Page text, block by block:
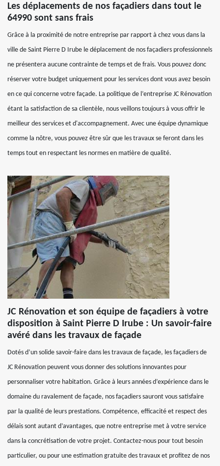
Les déplacements de nos façadiers dans tout le
64990 sont sans frais
Grâce à la proximité de notre entreprise par rapport à chez vous dans la
ville de Saint Pierre D Irube le déplacement de nos façadiers professionnels
ne présentera aucune contrainte de temps et de frais. Vous pouvez donc
réserver votre budget uniquement pour les services dont vous avez besoin
en ce qui concerne votre façade. La politique de l’entreprise JC Rénovation
étant la satisfaction de sa clientèle, nous veillons toujours à vous offrir le
meilleur des services et d'accompagnement. Avec une équipe dynamique
comme la nôtre, vous pouvez être sûr que les travaux se feront dans les
temps tout en respectant les normes en matière de qualité.
JC Rénovation et son équipe de façadiers à votre
disposition à Saint Pierre D Irube : Un savoir-faire
avéré dans les travaux de façade
Dotés d’un solide savoir-faire dans les travaux de façade, les façadiers de
JC Rénovation peuvent vous donner des solutions innovantes pour
personnaliser votre habitation. Grâce à leurs années d’expérience dans le
domaine du ravalement de façade, nos façadiers sauront vous satisfaire
par la qualité de leurs prestations. Compétence, efficacité et respect des
délais sont autant d’avantages, que notre entreprise met à votre service
dans la concrétisation de votre projet. Contactez-nous pour tout besoin
particulier, ou pour une estimation gratuite des travaux et profitez de nos